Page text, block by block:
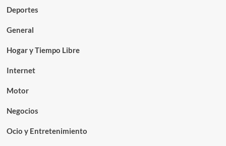
Deportes
General
Hogar y Tiempo Libre
Internet
Motor
Negocios
Ocio y Entretenimiento